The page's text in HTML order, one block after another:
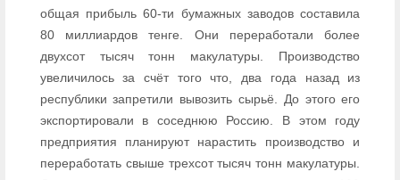
общая прибыль 60-ти бумажных заводов составила
80 миллиардов тенге. Они переработали более
двухсот тысяч тонн макулатуры. Производство
увеличилось за счёт того что, два года назад из
республики запретили вывозить сырьё. До этого его
экспортировали в соседнюю Россию. В этом году
предприятия планируют нарастить производство и
переработать свыше трехсот тысяч тонн макулатуры.